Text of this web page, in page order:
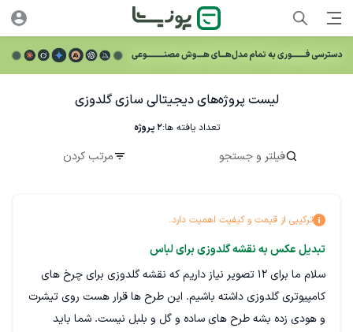
لیست پروژه‌های دیجیتالی سازی گلدوزی
تعداد یافته ها:2پروژه
فیلتر و جستجو مرتب کردن
ترکیبی از قیمت و کیفیت اهمیت دارد.
تبدیل عکس به نقشه گلدوزی برای لباس
سلام ما برای 12 تصویر نیاز داریم که نقشه گلدوزی برای چرخ های
کامپیوتری گلدوزی داشته باشیم. این طرح ها قرار هست روی تیشرت
و هودی زده بشه طرح های ساده و گل و بلبل نیست. شما باید